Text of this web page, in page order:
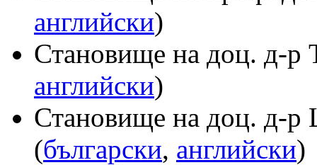
английски)
Становище на доц. д-р
английски)
Становище на доц. д-р
(български, английски)